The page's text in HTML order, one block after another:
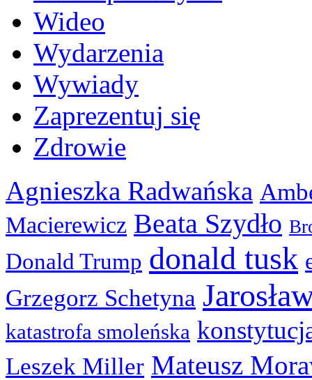
Wideo
Wydarzenia
Wywiady
Zaprezentuj się
Zdrowie
Agnieszka Radwańska
Macierewicz Beata Szydło
Donald Trump donald tusk
Grzegorz Schetyna
katastrofa smoleńska
Leszek Miller Mateusz